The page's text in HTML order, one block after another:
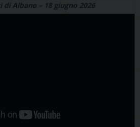
Albano – 18 giugno 2026